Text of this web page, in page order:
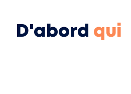
D'abord qui